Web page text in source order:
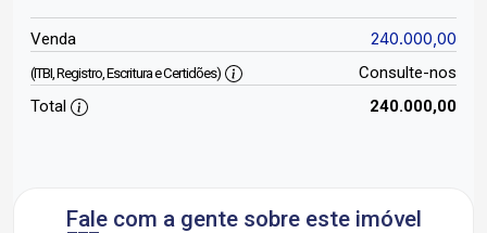
Venda 240.000,00
(ITBI, Registro, Escritura e Certidões)
Consulte-nos
Total
240.000,00
Fale com a gente sobre este imóvel